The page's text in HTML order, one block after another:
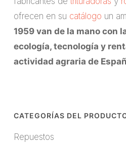
ofrecen en su catálogo un
1959 van de la mano con
ecología, tecnología y
actividad agraria de
CATEGORÍAS DEL
Repuestos